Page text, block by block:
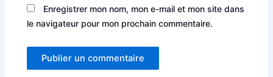
Enregistrer mon nom, mon e-mail et mon site dans
le navigateur pour mon prochain commentaire.